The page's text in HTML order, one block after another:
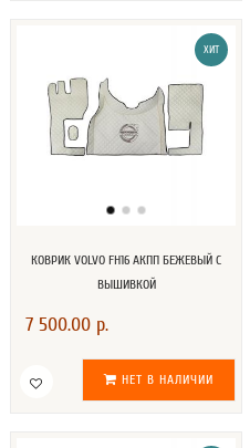
ХИТ
КОВРИК VOLVO FH16 АКПП БЕЖЕВЫЙ С
ВЫШИВКОЙ
7 500.00 р.
НЕТ В НАЛИЧИИ